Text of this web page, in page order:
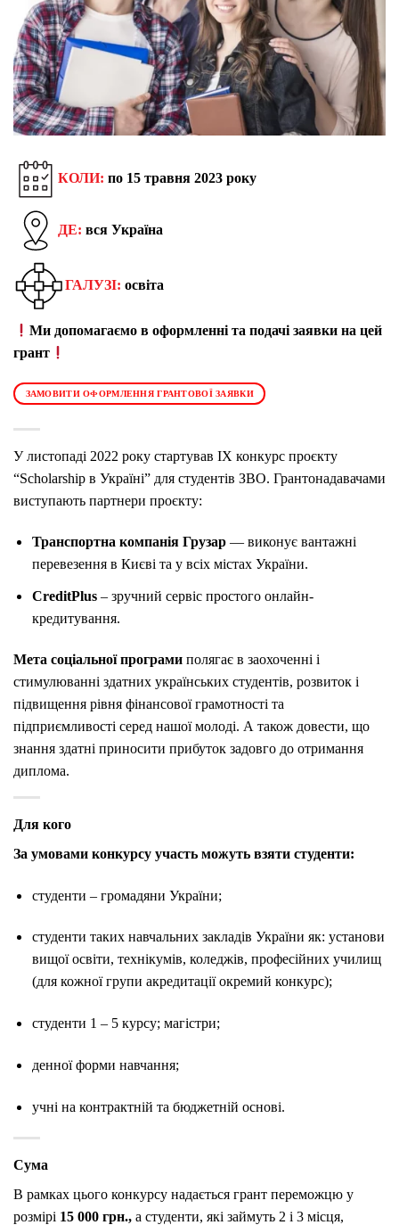
КОЛИ: по 15 травня 2023 року
ДЕ: вся Україна
ГАЛУЗІ: освіта
Ми допомагаємо в оформленні та подачі заявки на цей
грант
ЗАМОВИТИ ОФОРМЛЕННЯ ГРАНТОВОЇ ЗАЯВКИ
У листопаді 2022 року стартував IX конкурс проєкту
“Scholarship в Україні” для студентів ЗВО. Грантонадавачами
виступають партнери проєкту:
Транспортна компанія Грузар— виконує вантажні
перевезення в Києві та у всіх містах України.
CreditPlus– зручний сервіс простого онлайн-
кредитування.
Мета соціальної програми полягає в заохоченні і
стимулюванні здатних українських студентів, розвиток і
підвищення рівня фінансової грамотності та
підприємливості серед нашої молоді. А також довести, що
знання здатні приносити прибуток задовго до отримання
диплома.
Для кого
За умовами конкурсу участь можуть взяти студенти:
студенти – громадяни України;
студенти таких навчальних закладів України як: установи
вищої освіти, технікумів, коледжів, професійних училищ
(для кожної групи акредитації окремий конкурс);
студенти 1 – 5 курсу; магістри;
денної форми навчання;
учні на контрактній та бюджетній основі.
Сума
В рамках цього конкурсу надається грант переможцю у
розмірі 15 000 грн., а студенти, які займуть 2 і 3 місця,